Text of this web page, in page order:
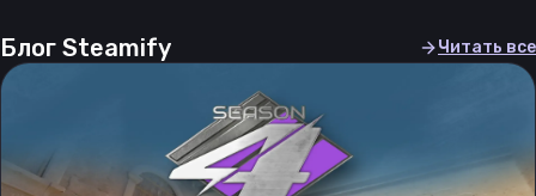
Блог Steamify Читать все